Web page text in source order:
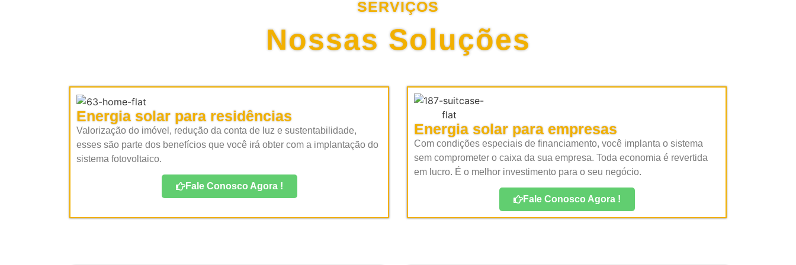
SERVIÇOS
Nossas Soluções
Energia solar para residências
Valorização do imóvel, redução da conta de luz e sustentabilidade,
esses são parte dos benefícios que você irá obter com a implantação do
sistema fotovoltaico.
Fale Conosco Agora !
Energia solar para empresas
Com condições especiais de financiamento, você implanta o sistema
sem comprometer o caixa da sua empresa. Toda economia é revertida
em lucro. É o melhor investimento para o seu negócio.
Fale Conosco Agora !